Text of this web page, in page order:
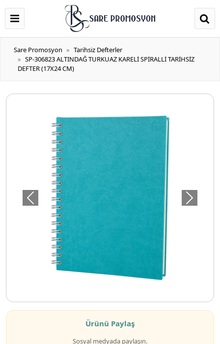
Sare Promosyon
Tarihsiz Defterler
SP-306823 ALTINDAĞ TURKUAZ KARELİ SPİRALLİ TARİHSİZ
DEFTER (17X24 CM)
Önceki Sonraki
Ürünü Paylaş
Sosyal medyada paylaşın.